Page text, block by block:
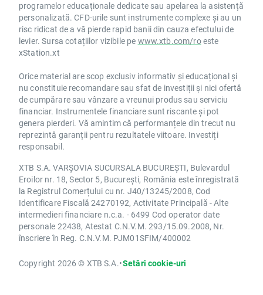
programelor educaționale dedicate sau apelarea la asistență
personalizată. CFD-urile sunt instrumente complexe și au un
risc ridicat de a vă pierde rapid banii din cauza efectului de
levier. Sursa cotațiilor vizibile pe www.xtb.com/roeste
xStation.xt
Orice material are scop exclusiv informativ și educațional și
nu constituie recomandare sau sfat de investiții și nici ofertă
de cumpărare sau vânzare a vreunui produs sau serviciu
financiar. Instrumentele financiare sunt riscante și pot
genera pierderi. Vă amintim că performanțele din trecut nu
reprezintă garanții pentru rezultatele viitoare. Investiți
responsabil.
XTB S.A. VARȘOVIA SUCURSALA BUCUREȘTI, Bulevardul
Eroilor nr. 18, Sector 5, București, România este înregistrată
la Registrul Comerțului cu nr. J40/13245/2008, Cod
Identificare Fiscală 24270192, Activitate Principală - Alte
intermedieri financiare n.c.a. - 6499 Cod operator date
personale 22438, Atestat C.N.V.M. 293/15.09.2008, Nr.
înscriere în Reg. C.N.V.M. PJM01SFIM/400002
Copyright 2026 © XTB S.A.•Setări cookie-uri